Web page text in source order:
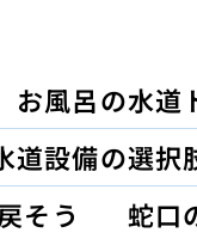
お風呂の水道
道設備の選択
そう
蛇口